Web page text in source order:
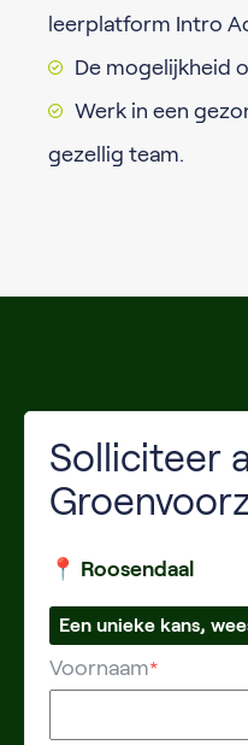
leerplatform Intro
De mogelijkheid
Werk in een
gezellig team.
Solliciteer
📍 Roosendaal
Een unieke kans,
Voornaam*